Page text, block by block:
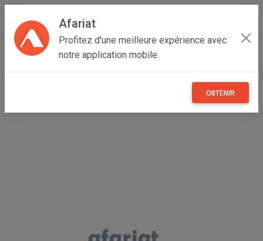
Afariat
Profitez d'une meilleure expérience avec
notre application mobile.
OBTENIR
Accueil Immobilier Cap bon - Sahel
Villa et maisonnette "dar arbi" emplacement et superficie